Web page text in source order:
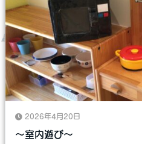
2026年4月20日
～室内遊び～